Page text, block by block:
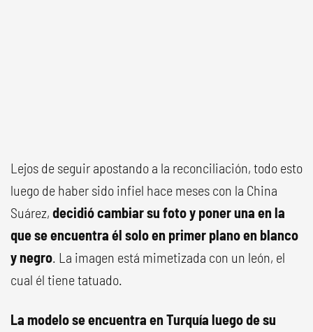
Lejos de seguir apostando a la reconciliación, todo esto
luego de haber sido infiel hace meses con la China
Suárez, decidió cambiar su foto y poner una en la
que se encuentra él solo en primer plano en blanco
y negro. La imagen está mimetizada con un león, el
cual él tiene tatuado.
La modelo se encuentra en Turquía luego de su